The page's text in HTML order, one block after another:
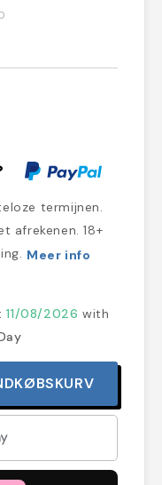
termijnen.
afrekenen. 18+
Meer info
11/08/2026 with